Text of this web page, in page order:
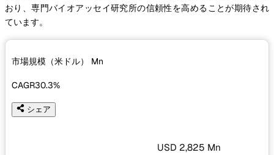
おり、専門バイオアッセイ研究所の信頼性を高めることが期待され
ています。
市場規模（米ドル） Mn
CAGR30.3%
シェア
USD 2,825 Mn